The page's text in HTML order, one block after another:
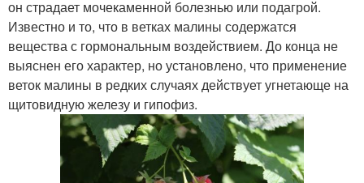
он страдает мочекаменной болезнью или подагрой.
Известно и то, что в ветках малины содержатся
вещества с гормональным воздействием. До конца не
выяснен его характер, но установлено, что применение
веток малины в редких случаях действует угнетающе на
щитовидную железу и гипофиз.